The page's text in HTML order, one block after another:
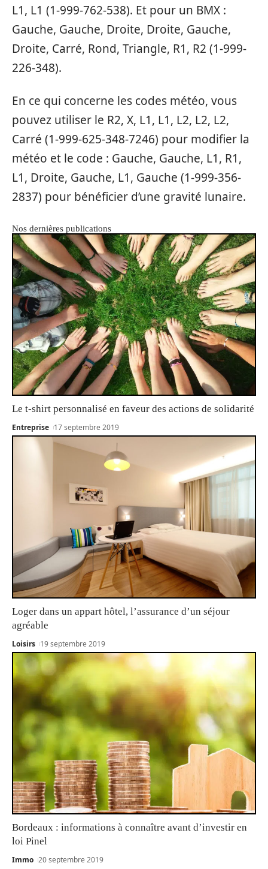
L1, L1 (1-999-762-538). Et pour un BMX :
Gauche, Gauche, Droite, Droite, Gauche,
Droite, Carré, Rond, Triangle, R1, R2 (1-999-
226-348).
En ce qui concerne les codes météo, vous
pouvez utiliser le R2, X, L1, L1, L2, L2, L2,
Carré (1-999-625-348-7246) pour modifier la
météo et le code : Gauche, Gauche, L1, R1,
L1, Droite, Gauche, L1, Gauche (1-999-356-
2837) pour bénéficier d’une gravité lunaire.
Nos dernières publications
Le t-shirt personnalisé en faveur des actions de solidarité
Entreprise 17 septembre 2019
Loger dans un appart hôtel, l’assurance d’un séjour
agréable
Loisirs 19 septembre 2019
Bordeaux : informations à connaître avant d’investir en
loi Pinel
Immo 20 septembre 2019